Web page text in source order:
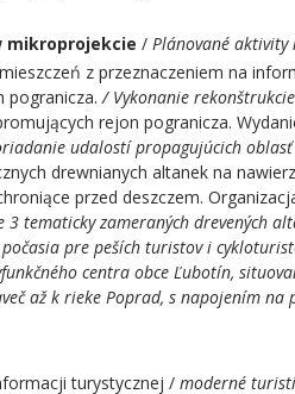
mikroprojekcie / Plánované
z przeznaczeniem na
pogranicza./ Vykonanie
rejon pogranicza.
udalostí propagujúcich
drewnianych altanek na
przed deszczem.
3 tematicky zameraných drevených
pre peších turistov i
centra obce Ľubotín,
až k rieke Poprad, s napojením
turystycznej / moderné